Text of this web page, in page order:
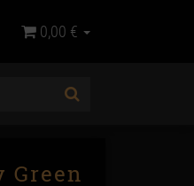
0,00 €
Green